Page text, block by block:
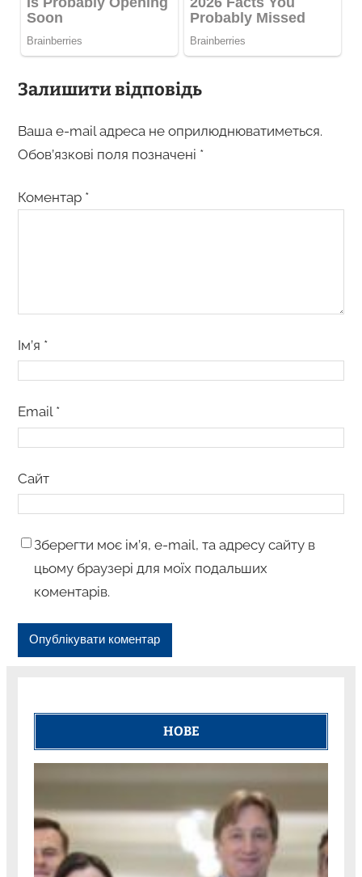
Залишити відповідь
Ваша e-mail адреса не оприлюднюватиметься.
Обов’язкові поля позначені *
Коментар *
Ім’я *
Email *
Сайт
Зберегти моє ім’я, e-mail, та адресу сайту в
цьому браузері для моїх подальших
коментарів.
НОВЕ